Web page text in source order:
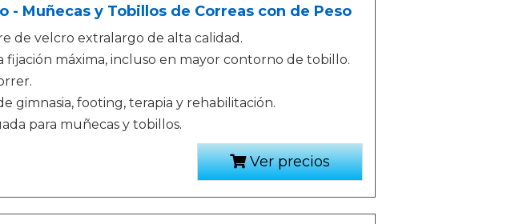
- Muñecas y Tobillos de Correas con de Peso
de velcro extralargo de alta calidad.
fijación máxima, incluso en mayor contorno de tobillo.
gimnasia, footing, terapia y rehabilitación.
para muñecas y tobillos.
Ver precios